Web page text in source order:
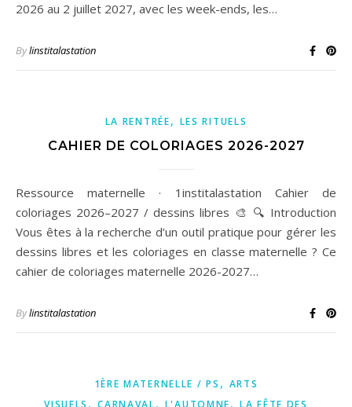
2026 au 2 juillet 2027, avec les week-ends, les…
Bylinstitalastation
LA RENTRÉE, LES RITUELS
CAHIER DE COLORIAGES 2026-2027
Ressource maternelle · 1institalastation Cahier de
coloriages 2026–2027 / dessins libres 🎨 🔍 Introduction
Vous êtes à la recherche d’un outil pratique pour gérer les
dessins libres et les coloriages en classe maternelle ? Ce
cahier de coloriages maternelle 2026-2027…
Bylinstitalastation
1ÈRE MATERNELLE / PS , ARTS
VISUELS ,CARNAVAL, L'AUTOMNE,LA FÊTE DES